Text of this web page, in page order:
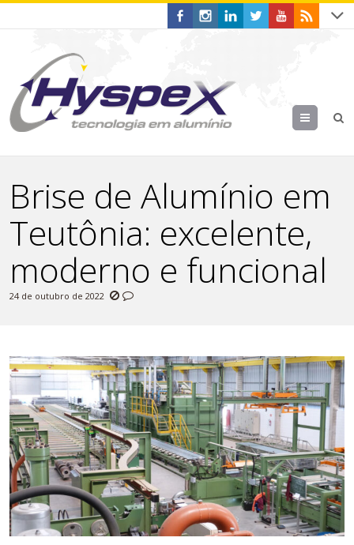
Menu
Brise de Alumínio em
Teutônia: excelente,
moderno e funcional
24 de outubro de 2022